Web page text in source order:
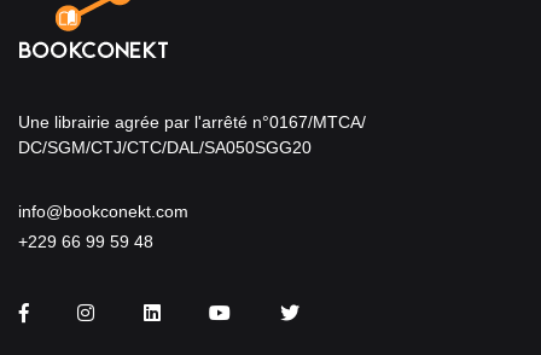
Une librairie agrée par l'arrêté n°0167/MTCA/
DC/SGM/CTJ/CTC/DAL/SA050SGG20
info@bookconekt.com
+229 66 99 59 48
FacebookInstagramLinkedInYou TubeTwitter